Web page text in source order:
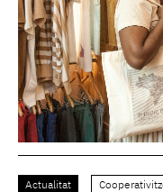
Actualitat